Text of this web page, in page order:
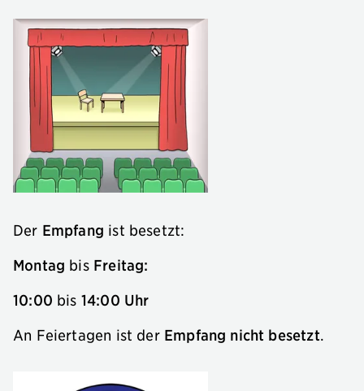
Der Empfang ist besetzt:
Montag bisFreitag:
10:00 bis 14:00 Uhr
An Feiertagen ist der Empfang nicht besetzt